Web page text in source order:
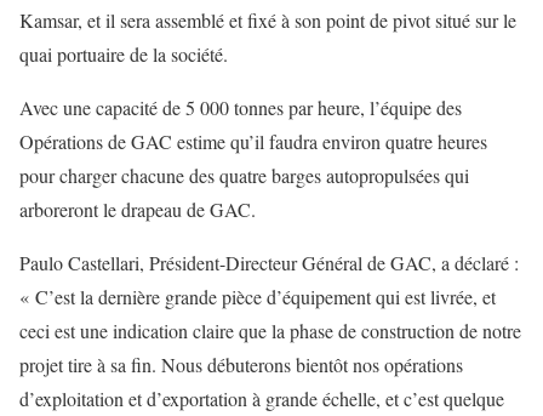
Kamsar, et il sera assemblé et fixé à son point de pivot situé sur le
quai portuaire de la société.
Avec une capacité de 5 000 tonnes par heure, l’équipe des
Opérations de GAC estime qu’il faudra environ quatre heures
pour charger chacune des quatre barges autopropulsées qui
arboreront le drapeau de GAC.
Paulo Castellari, Président-Directeur Général de GAC, a déclaré :
« C’est la dernière grande pièce d’équipement qui est livrée, et
ceci est une indication claire que la phase de construction de notre
projet tire à sa fin. Nous débuterons bientôt nos opérations
d’exploitation et d’exportation à grande échelle, et c’est quelque